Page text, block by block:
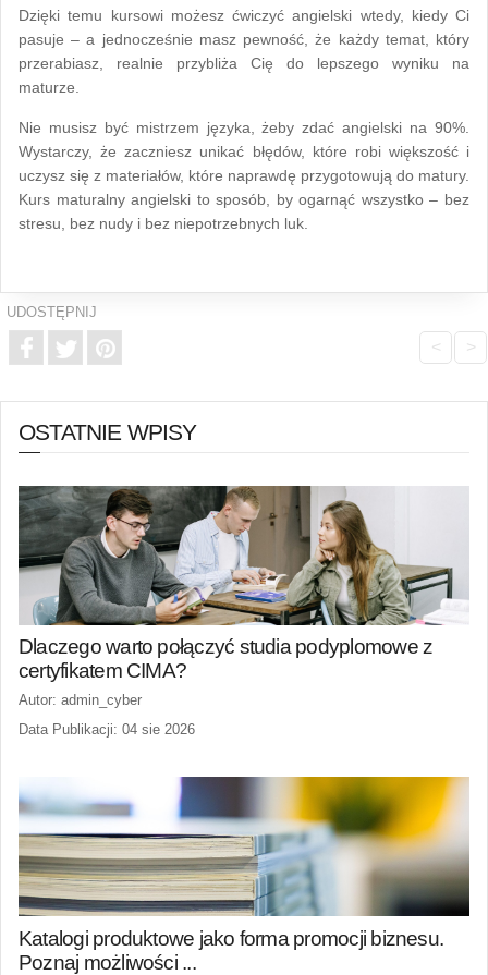
Dzięki temu kursowi możesz ćwiczyć angielski wtedy, kiedy Ci
pasuje – a jednocześnie masz pewność, że każdy temat, który
przerabiasz, realnie przybliża Cię do lepszego wyniku na
maturze.
Nie musisz być mistrzem języka, żeby zdać angielski na 90%.
Wystarczy, że zaczniesz unikać błędów, które robi większość i
uczysz się z materiałów, które naprawdę przygotowują do matury.
Kurs maturalny angielski to sposób, by ogarnąć wszystko – bez
stresu, bez nudy i bez niepotrzebnych luk.
UDOSTĘPNIJ
< >
OSTATNIE WPISY
Dlaczego warto połączyć studia podyplomowe z
certyfikatem CIMA?
Autor: admin_cyber
Data Publikacji: 04 sie 2026
Katalogi produktowe jako forma promocji biznesu.
Poznaj możliwości ...